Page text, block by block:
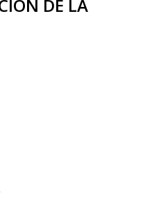
DE LA